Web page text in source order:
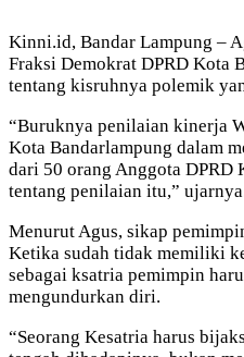
Kinni.id, Bandar Lampung –
Fraksi Demokrat DPRD Kota
tentang kisruhnya polemik
“Buruknya penilaian kinerja
Kota Bandarlampung dalam
dari 50 orang Anggota DPRD
tentang penilaian itu,”
Menurut Agus, sikap
Ketika sudah tidak memiliki
sebagai ksatria pemimpin
mengundurkan diri.
“Seorang Kesatria harus